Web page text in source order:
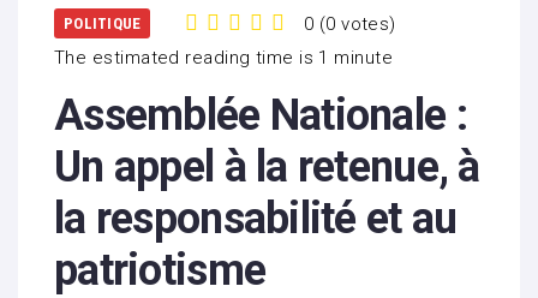
POLITIQUE 0 (0 votes)
The estimated reading time is 1 minute
Assemblée Nationale :
Un appel à la retenue, à
la responsabilité et au
patriotisme